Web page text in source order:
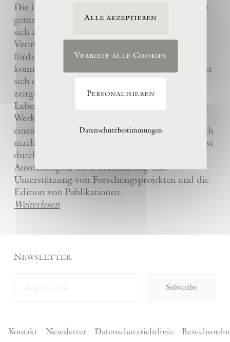
Die im Jahre 2017 von Anselm Kiefer gegründete
gemeinnützige Eschaton –Kunststiftung hat es
sich zur Aufgabe gemacht, das künstlerische
Vermächtnis ihres Gründers Anselm Kiefer zu
fördern und sein Atelier La Ribaute für
kommende Generationen zu erhalten. Sie widmet
sich dem Verständnis und der Wertschätzung
zeitgenössischer Kunst, insbesondere des
Lebenswerks von Anselm Kiefer, indem sie seine
Werke und die anderer Künstler bewahrt und
einem breiten Publikum in La Ribaute zugänglich
macht. Die Stiftung fördert zeitgenössische Kunst
durch die Organisation von internationalen
Ausstellungen, die Durchführung und
Unterstützung von Forschungsprojekten und die
Edition von Publikationen.
Weiterlesen
Newsletter
Subscribe
Kontakt Newsletter Datenschutzrichtlinie
Alle akzeptieren
Verbiete alle Cookies
Personalisieren
Datenschutzbestimmungen